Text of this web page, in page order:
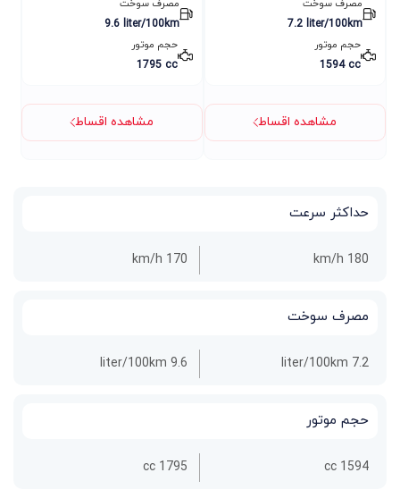
مصرف سوخت
7.2 liter/100km
حجم موتور
1594 cc
مشاهده اقساط
مصرف سوخت
9.6 liter/100km
حجم موتور
1795 cc
مشاهده اقساط
حداکثر سرعت
180 km/h
170 km/h
مصرف سوخت
7.2 liter/100km
9.6 liter/100km
حجم موتور
1594 cc
1795 cc